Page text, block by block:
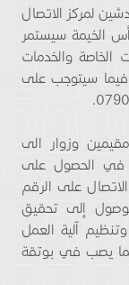
لمركز الاتصال
الخيمة سيستمر
الخاصة والخدمات
والحالات غير الطارئة للجمهور عبر الرقم 901 فيما سيتوجب على
وزوار الى
رغبتهم في الحصول على
على الرقم
إلى تحقيق
آلية العمل
يصب في بوتقة